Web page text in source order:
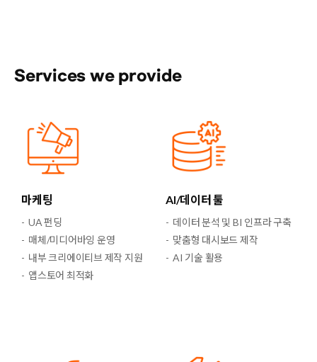
Services we provide
마케팅
UA 펀딩
매체/미디어바잉 운영
내부 크리에이티브 제작 지원
앱스토어 최적화
AI/데이터 툴
데이터 분석 및 BI 인프라 구축
맞춤형 대시보드 제작
AI 기술 활용